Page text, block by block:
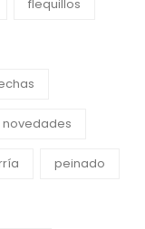
flequillos
novedades
peinado